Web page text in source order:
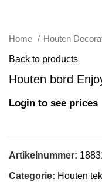
Home Houten
Back to products
Houten bord
Login to see prices
Artikelnummer:
Categorie: Houten